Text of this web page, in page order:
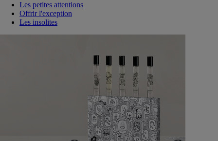
Les petites attentions
Offrir l'exception
Les insolites